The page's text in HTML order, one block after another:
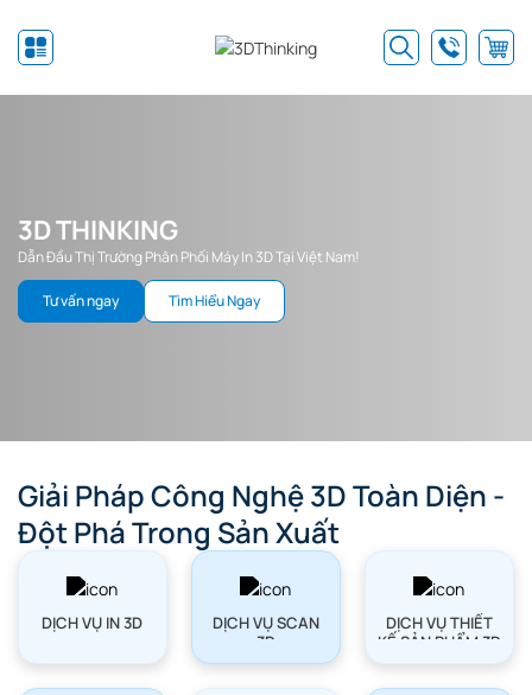
3D THINKING
Dẫn Đầu Thị Trường Phân Phối Máy In 3D Tại Việt Nam!
Tư vấn ngay Tìm Hiểu Ngay
Giải Pháp Công Nghệ 3D Toàn Diện -
Đột Phá Trong Sản Xuất
DỊCH VỤ IN 3D
DỊCH VỤ SCAN
3D
DỊCH VỤ THIẾT
KẾ SẢN PHẨM 3D